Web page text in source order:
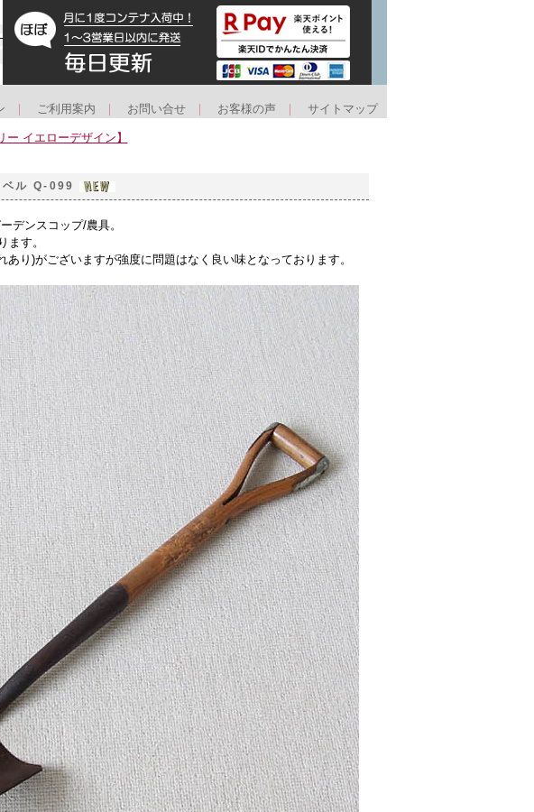
ご利用案内 お問い合せ お客様の声 サイトマップ
イエローデザイン】
ベル Q-099
デンスコップ/農具。
す。
り)がございますが強度に問題はなく良い味となっております。